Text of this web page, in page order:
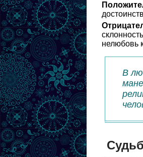
нелюбовь
В